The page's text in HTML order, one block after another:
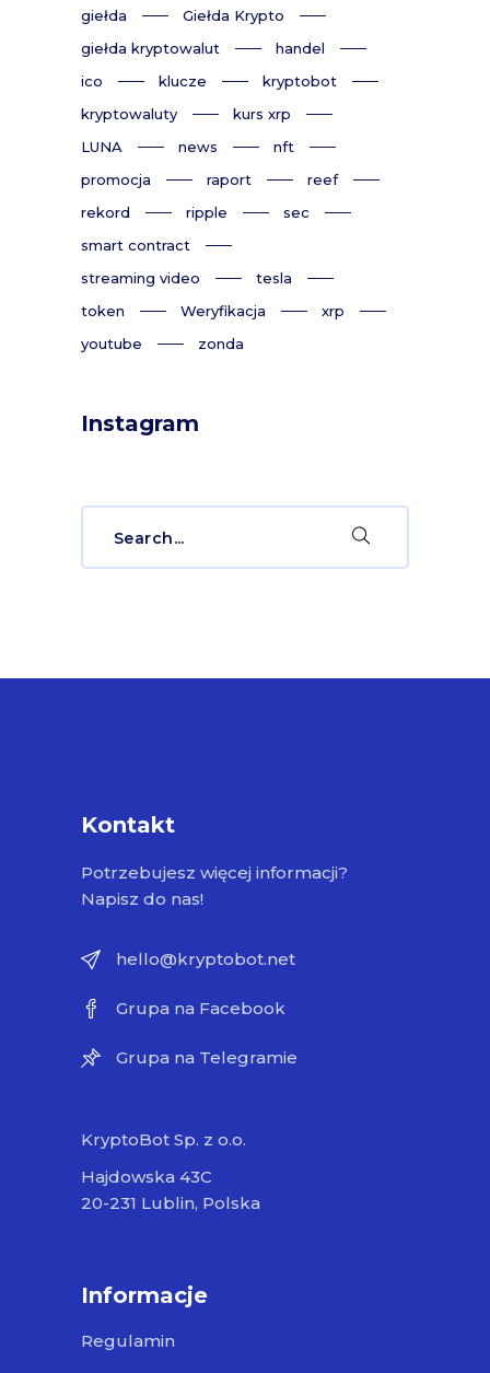
giełda
Giełda Krypto
giełda kryptowalut
handel
ico
klucze
kryptobot
kryptowaluty
kurs xrp
LUNA
news
nft
promocja
raport
reef
rekord
ripple
sec
smart contract
streaming video
tesla
token
Weryfikacja
xrp
youtube
zonda
Instagram
Kontakt
Potrzebujesz więcej informacji?
Napisz do nas!
hello@kryptobot.net
Grupa na Facebook
Grupa na Telegramie
KryptoBot Sp. z o.o.
Hajdowska 43C
20-231 Lublin, Polska
Informacje
Regulamin